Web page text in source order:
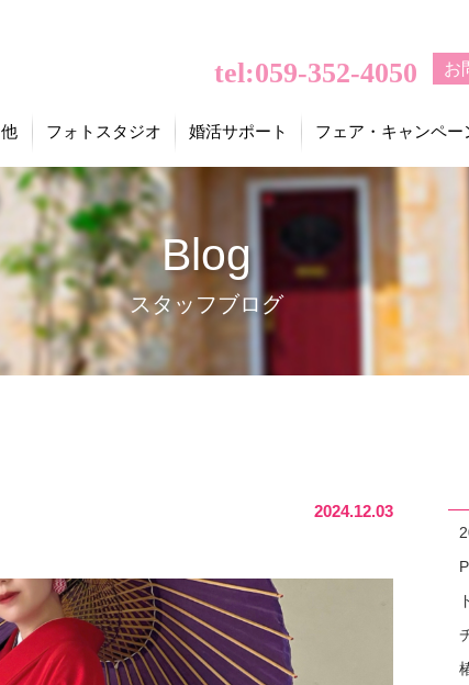
tel:059-352-4050 お
フォトスタジオ 婚活サポート フェア・キャンペー
Blog
スタッフブログ
2024.12.03